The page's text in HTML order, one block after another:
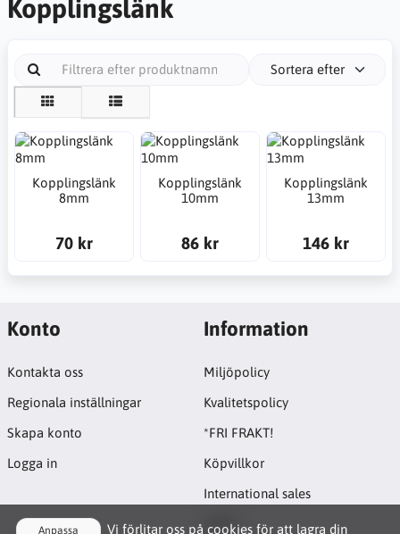
Kopplingslänk
Sortera efter
Kopplingslänk
8mm
70 kr
Kopplingslänk
10mm
86 kr
Kopplingslänk
13mm
146 kr
Anpassa Vi förlitar oss på cookies för att lagra din
Konto
Kontakta oss
Regionala inställningar
Skapa konto
Logga in
Information
Miljöpolicy
Kvalitetspolicy
*FRI FRAKT!
Köpvillkor
International sales
GDPR